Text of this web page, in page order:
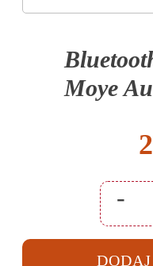
Moye
-
bežične
slušalice
Aurras